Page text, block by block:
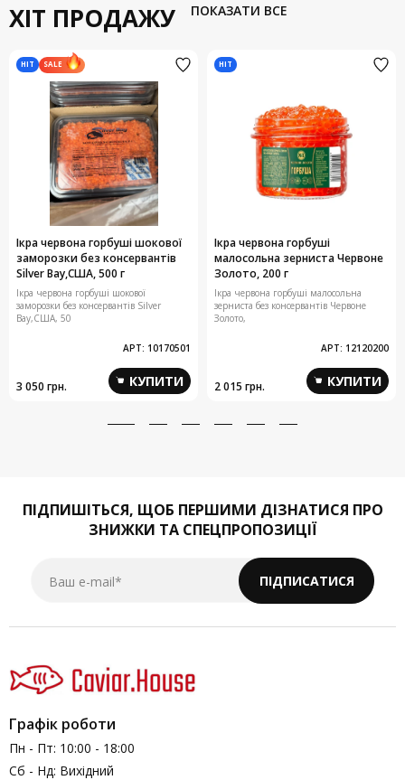
ХІТ ПРОДАЖУ ПОКАЗАТИ ВСЕ
HIT SALE
Ікра червона горбуші шокової
заморозки без консервантів
Silver Bay,США, 500 г
Ікра червона горбуші шокової
заморозки без консервантів Silver
Bay,США, 50
АРТ: 10170501
3 050 грн. КУПИТИ
HIT
Ікра червона горбуші
малосольна зерниста Червоне
Золото, 200 г
Ікра червона горбуші малосольна
зерниста без консервантів Червоне
Золото,
АРТ: 12120200
2 015 грн. КУПИТИ
ПІДПИШІТЬСЯ, ЩОБ ПЕРШИМИ ДІЗНАТИСЯ ПРО
ЗНИЖКИ ТА СПЕЦПРОПОЗИЦІЇ
Ваш e-mail* ПІДПИСАТИСЯ
Графік роботи
Пн - Пт: 10:00 - 18:00
Сб - Нд: Вихідний